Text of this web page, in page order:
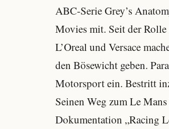
ABC-Serie Grey’s
Movies mit. Seit der
L’Oreal und Versace
den Bösewicht geben.
Motorsport ein. Bestritt
Seinen Weg zum Le
Dokumentation „Racing